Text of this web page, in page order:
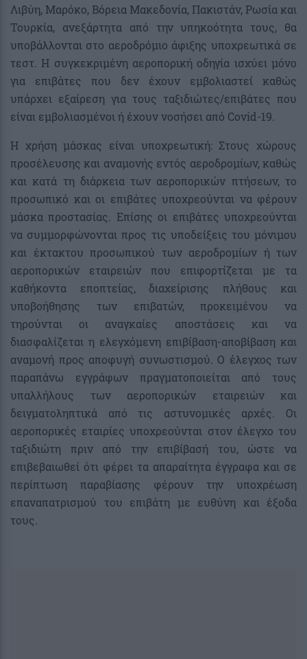
Λιβύη, Μαρόκο, Βόρεια Μακεδονία, Πακιστάν, Ρωσία και
Τουρκία, ανεξάρτητα από την υπηκοότητα τους, θα
υποβάλλονται στο αεροδρόμιο άφιξης υποχρεωτικά σε
τεστ. Η συγκεκριμένη αεροπορική οδηγία ισχύει μόνο
για επιβάτες που δεν έχουν εμβολιαστεί καθώς
υπάρχει εξαίρεση για τους ταξιδιώτες/επιβάτες που
είναι εμβολιασμένοι ή έχουν νοσήσει από Covid-19.
Η χρήση μάσκας είναι υποχρεωτική: Στους χώρους
προσέλευσης και αναμονής εντός αεροδρομίων, καθώς
και κατά τη διάρκεια των αεροπορικών πτήσεων, το
προσωπικό και οι επιβάτες υποχρεούνται να φέρουν
μάσκα προστασίας. Επίσης οι επιβάτες υποχρεούνται
να συμμορφώνονται προς τις υποδείξεις του μόνιμου
και έκτακτου προσωπικού των αεροδρομίων ή των
αεροπορικών εταιρειών που επιφορτίζεται με τα
καθήκοντα εποπτείας, διαχείρισης πλήθους και
υποβοήθησης των επιβατών, προκειμένου να
τηρούνται οι αναγκαίες αποστάσεις και να
διασφαλίζεται η ελεγχόμενη επιβίβαση-αποβίβαση και
αναμονή προς αποφυγή συνωστισμού. Ο έλεγχος των
παραπάνω εγγράφων πραγματοποιείται από τους
υπαλλήλους των αεροπορικών εταιρειών και
δειγματοληπτικά από τις αστυνομικές αρχές. Οι
αεροπορικές εταιρίες υποχρεούνται στον έλεγχο του
ταξιδιώτη πριν από την επιβίβασή του, ώστε να
επιβεβαιωθεί ότι φέρει τα απαραίτητα έγγραφα και σε
περίπτωση παραβίασης φέρουν την υποχρέωση
επαναπατρισμού του επιβάτη με ευθύνη και έξοδα
τους.